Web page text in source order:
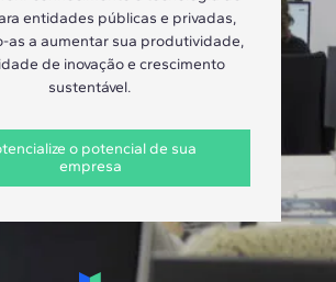
entidades públicas e privadas,
as a aumentar sua produtividade,
de inovação e crescimento
sustentável.
o potencial de sua
empresa